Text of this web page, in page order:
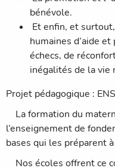
bénévole.
Et enfin, et
humaines d’aide
échecs, de
inégalités de la vie
Projet pédagogique :
La formation du
l’enseignement de
bases qui les préparent
Nos écoles offrent ce